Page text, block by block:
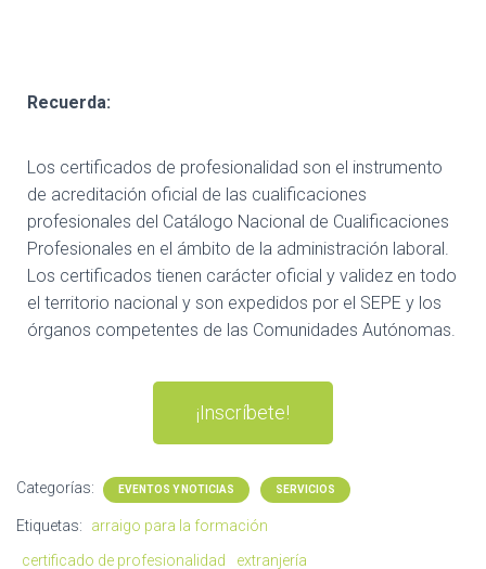
Recuerda:
Los certificados de profesionalidad son el instrumento
de acreditación oficial de las cualificaciones
profesionales del Catálogo Nacional de Cualificaciones
Profesionales en el ámbito de la administración laboral.
Los certificados tienen carácter oficial y validez en todo
el territorio nacional y son expedidos por el SEPE y los
órganos competentes de las Comunidades Autónomas.
¡Inscríbete!
Categorías: EVENTOS Y NOTICIAS SERVICIOS
Etiquetas:
arraigo para la formación
certificado de profesionalidad
extranjería